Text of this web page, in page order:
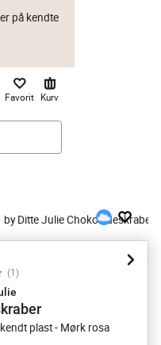
på kendte
Favorit Kurv
by Ditte Julie Chokoladeskraber
(1 )
plast - Mørk rosa